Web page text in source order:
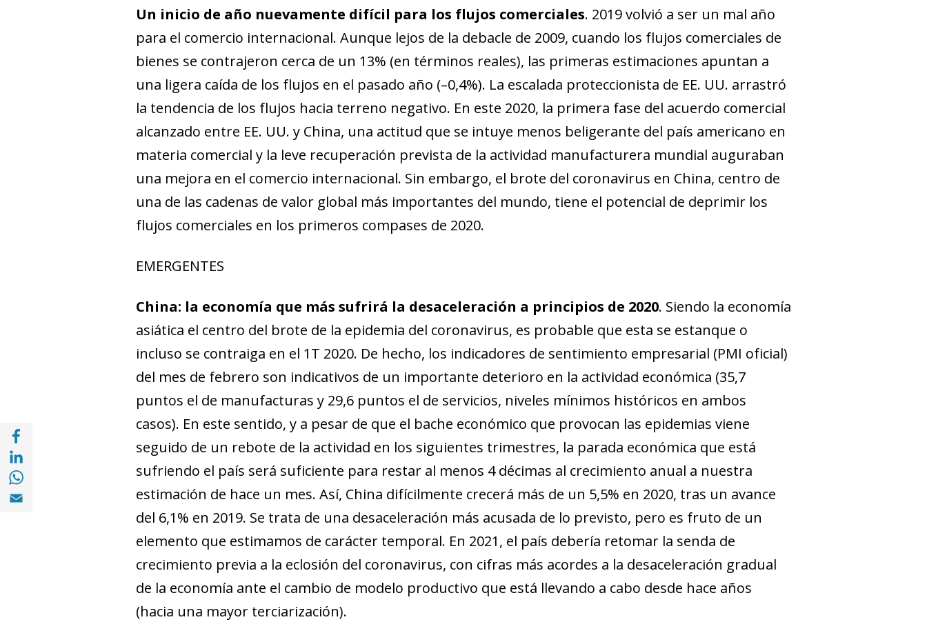
Compartir en Facebook (opens in a new window)
Compartir en with Linkedin (opens in a new window)
Compartir en with Whatsapp (opens in a new window)
Compartir en Email (opens in a new window)
Un inicio de año nuevamente difícil para los flujos comerciales. 2019 volvió a ser un mal año
para el comercio internacional. Aunque lejos de la debacle de 2009, cuando los flujos comerciales de
bienes se contrajeron cerca de un 13% (en términos reales), las primeras estimaciones apuntan a
una ligera caída de los flujos en el pasado año (–0,4%). La escalada proteccionista de EE. UU. arrastró
la tendencia de los flujos hacia terreno negativo. En este 2020, la primera fase del acuerdo comercial
alcanzado entre EE. UU. y China, una actitud que se intuye menos be­­­­ligerante del país americano en
materia comercial y la leve recuperación prevista de la actividad manufacturera mundial auguraban
una mejora en el comercio internacional. Sin embargo, el brote del coronavirus en China, centro de
una de las cadenas de valor global más importantes del mundo, tiene el potencial de deprimir los
flujos comerciales en los primeros compases de 2020.
EMERGENTES
China: la economía que más sufrirá la desaceleración a principios de 2020. Siendo la economía
asiática el centro del brote de la epidemia del coronavirus, es probable que esta se estanque o
incluso se contraiga en el 1T 2020. De hecho, los indicadores de sentimiento empresarial (PMI oficial)
del mes de febrero son indicativos de un importante deterioro en la actividad económica (35,7
puntos el de manufacturas y 29,6 puntos el de servicios, niveles mínimos históricos en ambos
casos). En este sentido, y a pesar de que el bache económico que provocan las epidemias viene
seguido de un rebote de la actividad en los siguientes trimestres, la parada económica que está
sufriendo el país será suficiente para restar al menos 4 décimas al crecimiento anual a nuestra
estimación de hace un mes. Así, China difícilmente crecerá más de un 5,5% en 2020, tras un avance
del 6,1% en 2019. Se trata de una desaceleración más acusada de lo previsto, pero es fruto de un
elemento que estimamos de carácter temporal. En 2021, el país debería retomar la senda de
crecimiento previa a la eclosión del coronavirus, con cifras más acordes a la desaceleración gradual
de la economía ante el cambio de modelo productivo que está llevando a cabo desde hace años
(hacia una mayor terciarización).